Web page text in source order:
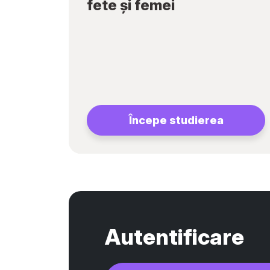
fete și femei
Începe studierea
Autentificare